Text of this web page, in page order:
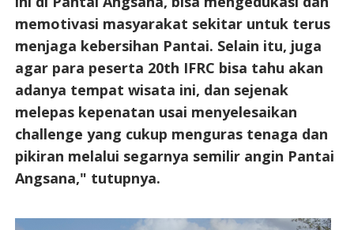
memotivasi masyarakat sekitar untuk terus
menjaga kebersihan Pantai. Selain itu, juga
agar para peserta 20th IFRC bisa tahu akan
adanya tempat wisata ini, dan sejenak
melepas kepenatan usai menyelesaikan
challenge yang cukup menguras tenaga dan
pikiran melalui segarnya semilir angin Pantai
Angsana," tutupnya.